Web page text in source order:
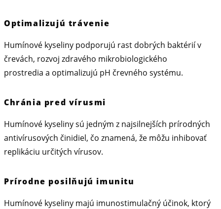
Optimalizujú trávenie
Humínové kyseliny podporujú rast dobrých baktérií v
črevách, rozvoj zdravého mikrobiologického
prostredia a optimalizujú pH črevného systému.
Chránia pred vírusmi
Humínové kyseliny sú jedným z najsilnejších prírodných
antivírusových činidiel, čo znamená, že môžu inhibovať
replikáciu určitých vírusov.
Prírodne posilňujú imunitu
Humínové kyseliny majú imunostimulačný účinok, ktorý